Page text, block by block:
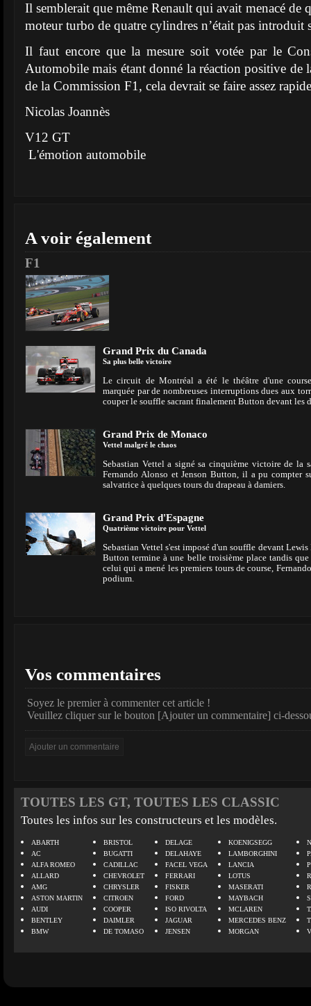
Il semblerait que même Renault qui avait menacé de
moteur turbo de quatre cylindres n’était pas introduit
Il faut encore que la mesure soit votée par le
Automobile mais étant donné la réaction positive de
de la Commission F1, cela devrait se faire assez
Nicolas Joannès
V12 GT
L'émotion automobile
A voir également
F1
Grand Prix du Canada
Sa plus belle victoire
Le circuit de Montréal a été le théâtre d'une
marquée par de nombreuses interruptions dues aux
couper le souffle sacrant finalement Button devant les
Grand Prix de Monaco
Vettel malgré le chaos
Sebastian Vettel a signé sa cinquième victoire de la
Fernando Alonso et Jenson Button, il a pu compter
salvatrice à quelques tours du drapeau à damiers.
Grand Prix d'Espagne
Quatrième victoire pour Vettel
Sebastian Vettel s'est imposé d'un souffle devant
Button termine à une belle troisième place tandis
celui qui a mené les premiers tours de course,
podium.
Vos commentaires
Soyez le premier à commenter cet article !
Veuillez cliquer sur le bouton [Ajouter un commentaire] ci-
TOUTES LES GT, TOUTES LES CLASSIC
Toutes les infos sur les constructeurs et les modèles.
ABARTH
AC
ALFA ROMEO
ALLARD
AMG
ASTON MARTIN
AUDI
BENTLEY
BMW
BRISTOL
BUGATTI
CADILLAC
CHEVROLET
CHRYSLER
CITROEN
COOPER
DAIMLER
DE TOMASO
DELAGE
DELAHAYE
FACEL VEGA
FERRARI
FISKER
FORD
ISO RIVOLTA
JAGUAR
JENSEN
KOENIGSEGG
LAMBORGHINI
LANCIA
LOTUS
MASERATI
MAYBACH
MCLAREN
MERCEDES BENZ
MORGAN